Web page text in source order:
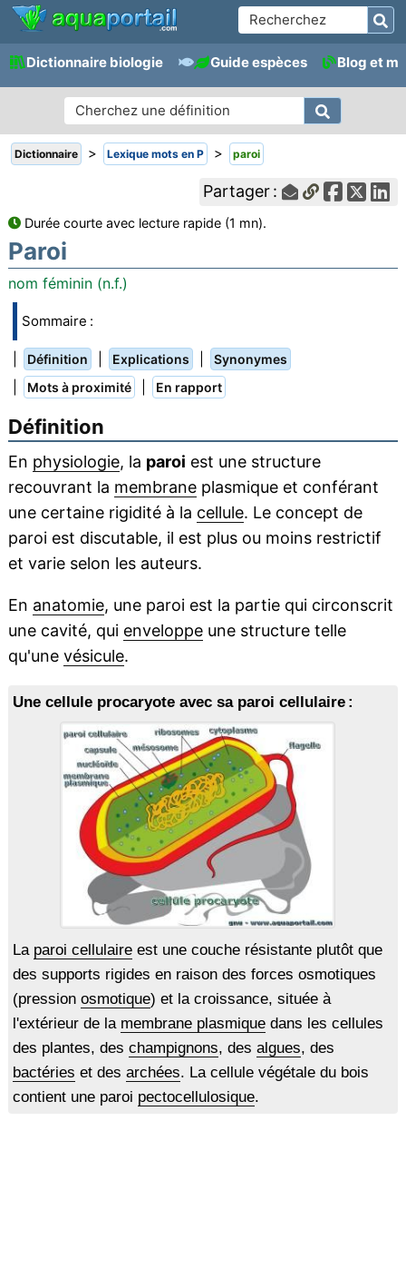
Dictionnaire biologie Guide espèces Blog et
Dictionnaire > Lexique mots en P > paroi
Partager :
Durée courte avec lecture rapide (1 mn).
Paroi
nom féminin (n.f.)
Sommaire :
Définition Explications Synonymes
Mots à proximité En rapport
Définition
En physiologie, la paroi est une structure
recouvrant la membraneplasmique et conférant
une certaine rigidité à la cellule. Le concept de
paroi est discutable, il est plus ou moins restrictif
et varie selon les auteurs.
En anatomie, une paroi est la partie qui circonscrit
une cavité, qui enveloppeune structure telle
qu'une vésicule.
Une cellule procaryote avec sa paroi cellulaire :
La paroi cellulaireest une couche résistante plutôt que
des supports rigides en raison des forces osmotiques
(pression osmotique) et la croissance, située à
l'extérieur de la membrane plasmiquedans les cellules
des plantes, des champignons, des algues, des
bactéries et des archées. La cellule végétale du bois
contient une paroi pectocellulosique.